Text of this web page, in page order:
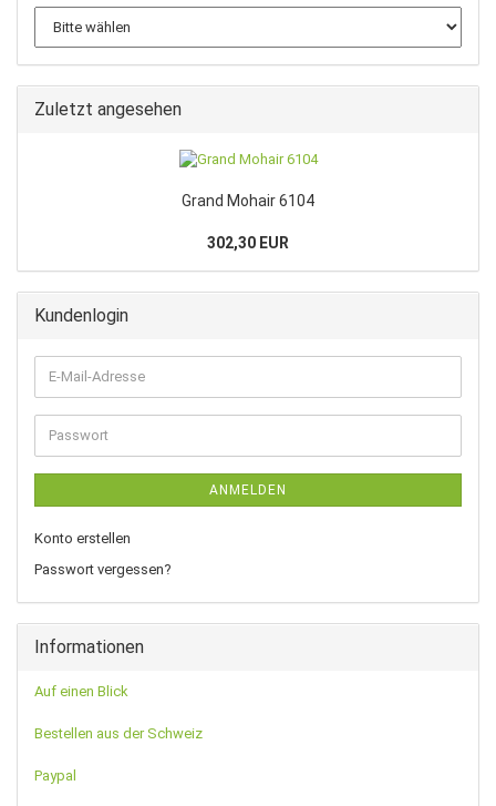
Zuletzt angesehen
Grand Mohair 6104
302,30 EUR
Kundenlogin
E-
Mail-
Adresse
Passwort
ANMELDEN
Konto erstellen
Passwort vergessen?
Informationen
Auf einen Blick
Bestellen aus der Schweiz
Paypal